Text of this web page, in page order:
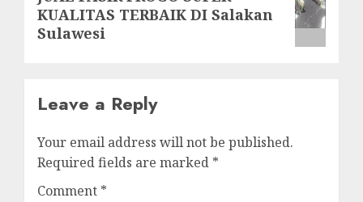
post:
KUALITAS TERBAIK DI Salakan
Sulawesi
Leave a Reply
Your email address will not be published.
Required fields are marked *
Comment *